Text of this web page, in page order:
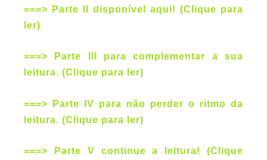
===> Parte II disponível aqui! (Clique para
ler)
===> Parte III para complementar a sua
leitura. (Clique para ler)
===> Parte IV para não perder o ritmo da
leitura. (Clique para ler)
===> Parte V continue a leitura! (Clique